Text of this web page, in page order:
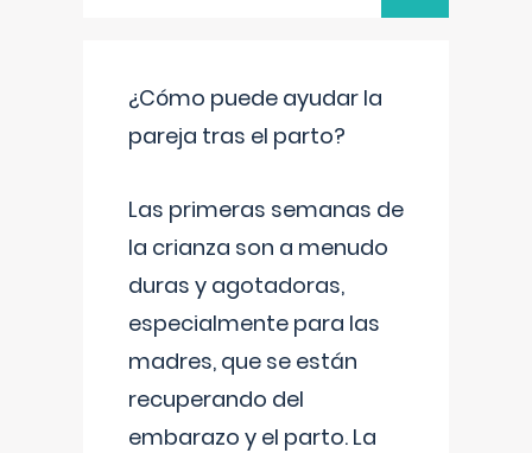
¿Cómo puede ayudar la
pareja tras el parto?
Las primeras semanas de
la crianza son a menudo
duras y agotadoras,
especialmente para las
madres, que se están
recuperando del
embarazo y el parto. La